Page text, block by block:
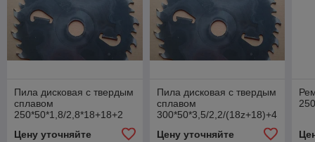
Пила дисковая с твердым
сплавом
250*50*1,8/2,8*18+18+2
Цену уточняйте
Пила дисковая с твердым
сплавом
300*50*3,5/2,2/(18z+18)+4
Цену уточняйте